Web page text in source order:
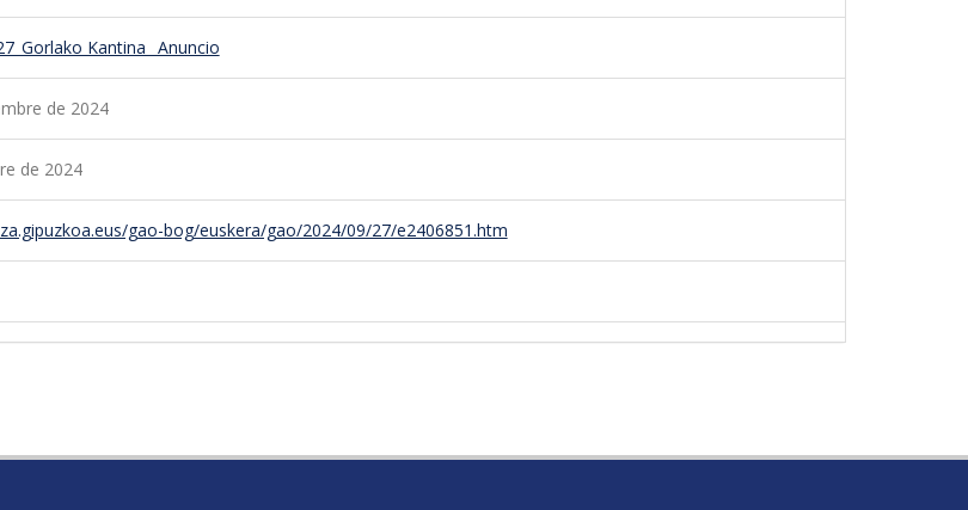
Kantina_ Anuncio
de 2024
de 2024
gao-bog/euskera/gao/2024/09/27/e2406851.htm